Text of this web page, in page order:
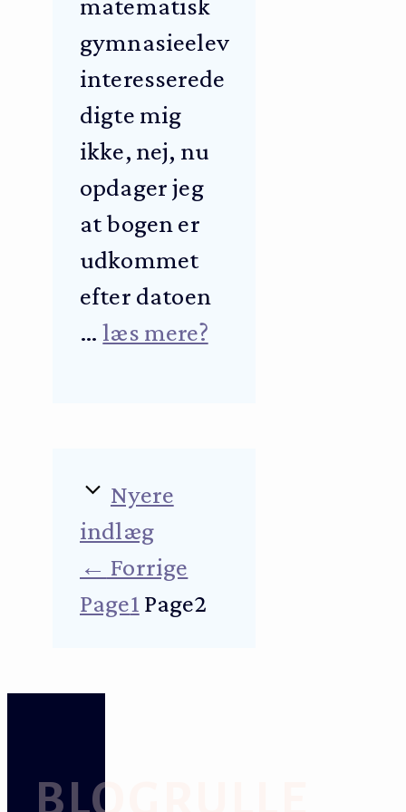
gymnasieelev
interesserede
digte mig
ikke, nej, nu
opdager jeg
at bogen er
udkommet
efter datoen
…læs mere?
Nyere
indlæg
← Forrige
Page1 Page2
BLOGRULLE